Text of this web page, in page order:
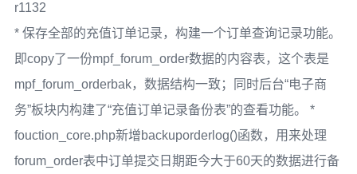
r1132
* 保存全部的充值订单记录，构建一个订单查询记录功能。
即copy了一份mpf_forum_order数据的内容表，这个表是
mpf_forum_orderbak，数据结构一致；同时后台“电子商
务”板块内构建了“充值订单记录备份表”的查看功能。 *
fouction_core.php新增backuporderlog()函数，用来处理
forum_order表中订单提交日期距今大于60天的数据进行备